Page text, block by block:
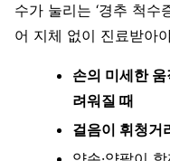
수가 눌리는 ‘경추 척수
어 지체 없이 진료받아
손의 미세한
려워질 때
걸음이 휘청거